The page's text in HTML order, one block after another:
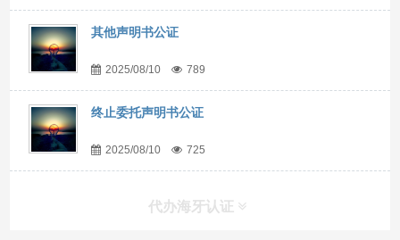
其他声明书公证
2025/08/10 789
终止委托声明书公证
2025/08/10 725
代办海牙认证